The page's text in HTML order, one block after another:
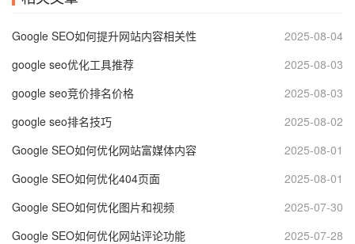
Google SEO如何提升网站内容相关性
2025-08-04
google seo优化工具推荐
2025-08-03
google seo竞价排名价格
2025-08-03
google seo排名技巧
2025-08-02
Google SEO如何优化网站富媒体内容
2025-08-01
Google SEO如何优化404页面
2025-08-01
Google SEO如何优化图片和视频
2025-07-30
Google SEO如何优化网站评论功能
2025-07-28